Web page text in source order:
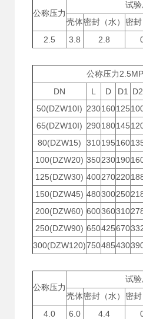
公称压力
试验
壳体密封（水） 密封
2.5 3.8 2.8
公称压力
DN
L D D1 D2
50(DZW10I) 230160125
65(DZW10I) 290180145
80(DZW15)
310195160
100(DZW20) 350230190
125(DZW30) 400270220
150(DZW45) 480300250
200(DZW60) 600360310
250(DZW90) 650425670
300(DZW120)750485430
公称压力
试验
壳体密封（水） 密封
4.0 6.0 4.4